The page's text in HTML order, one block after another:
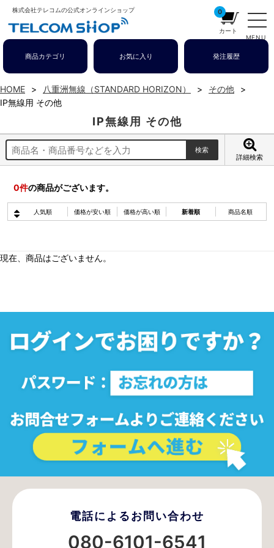
株式会社テレコムの公式オンラインショップ
MENU
0
カート
商品カテゴリ お気に入り 発注履歴
HOME 八重洲無線（STANDARD HORIZON）
その他
IP無線用 その他
IP無線用 その他
詳細検索
0件の商品がございます。
人気順 価格が安い順 価格が高い順 新着順 商品名順
現在、商品はございません。
電話によるお問い合わせ
080-6101-6541